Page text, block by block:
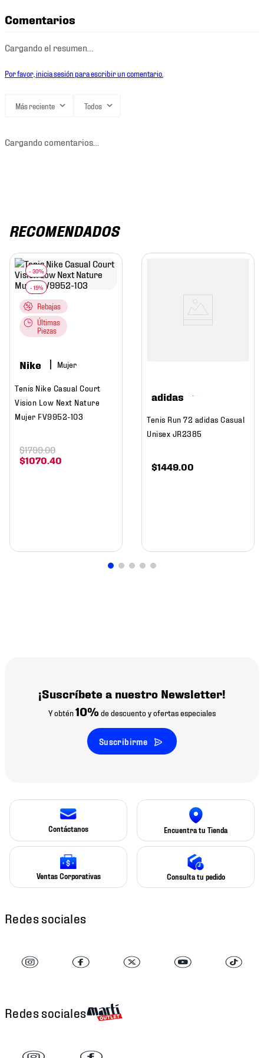
Comentarios
Cargando el resumen…
Por favor, inicia sesión para escribir un comentario.
Más reciente Todos
Cargando comentarios…
RECOMENDADOS
Rebajas
Últimas
Piezas
Nike Mujer
Tenis Nike Casual Court
Vision Low Next Nature
Mujer FV9952-103
$1070 40
$1799.00
adidas
Tenis Run 72 adidas Casual
Unisex JR2385
$1449 00
¡Suscríbete a nuestro Newsletter!
Y obtén10% de descuento y ofertas especiales
Suscribirme
Contáctanos Encuentra tu Tienda
Ventas Corporativas Consulta tu pedido
Redes sociales
Redes sociales